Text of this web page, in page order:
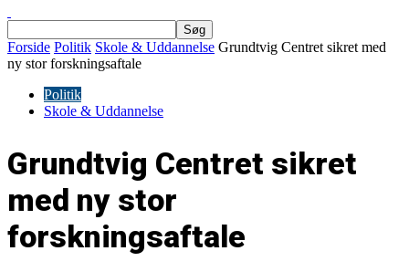
Forside Politik Skole & Uddannelse Grundtvig Centret sikret med
ny stor forskningsaftale
Politik
Skole & Uddannelse
Grundtvig Centret sikret
med ny stor
forskningsaftale